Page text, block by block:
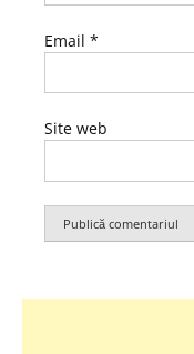
Email *
Site web